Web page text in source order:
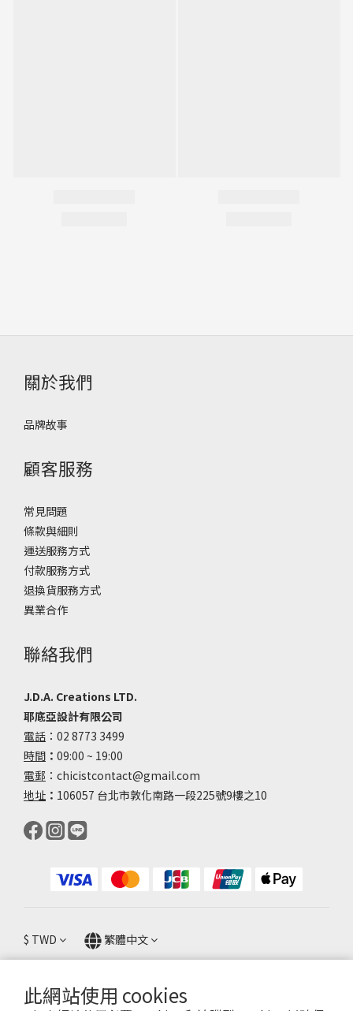
此網站使用 cookies
關於我們
品牌故事
顧客服務
常見問題
條款與細則
運送服務方式
付款服務方式
退換貨服務方式
異業合作
聯絡我們
J.D.A. Creations LTD.
耶底亞設計有限公司
電話 ：02 8773 3499
時間 ： 09:00 ~ 19:00
電郵 ：chicistcontact@gmail.com
地址 ： 106057 台北市敦化南路一段225號9樓之10
$ TWD 繁體中文